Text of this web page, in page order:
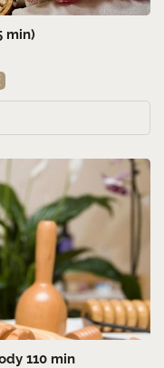
min)
110 min